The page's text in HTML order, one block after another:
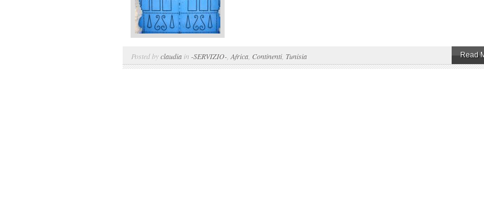
Posted byclaudia in -SERVIZIO- Africa Continenti, Tunisia Read